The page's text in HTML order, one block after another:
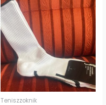
Teniszzoknik